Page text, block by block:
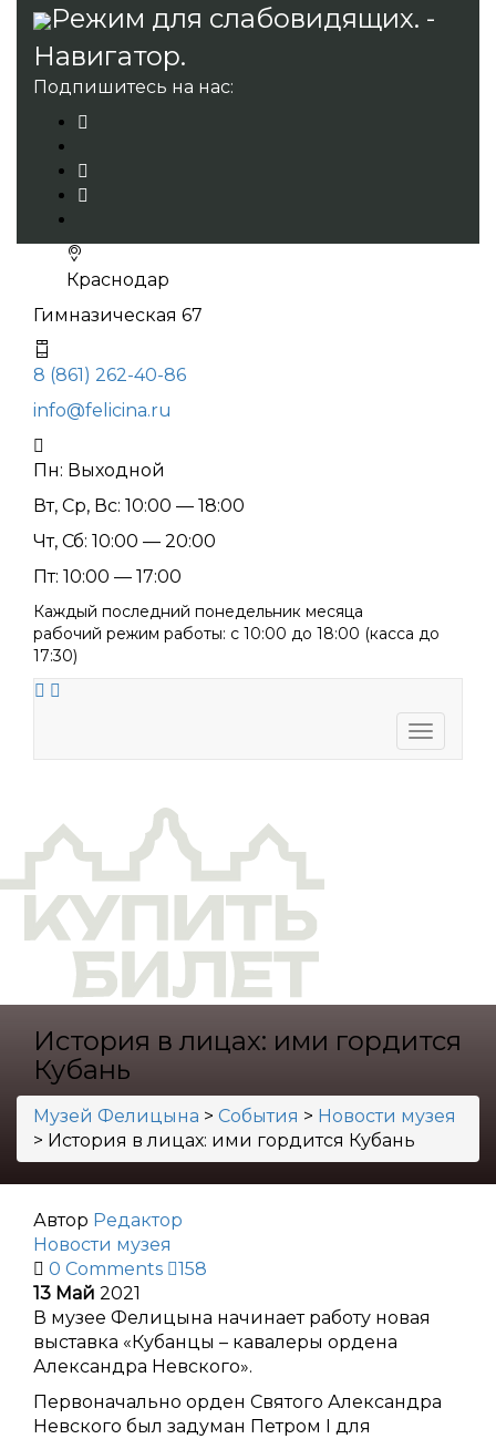
Режим для слабовидящих. -
Навигатор.
Подпишитесь на нас:
Краснодар
Гимназическая 67
8 (861) 262-40-86
info@felicina.ru
Пн: Выходной
Вт, Ср, Вс: 10:00 — 18:00
Чт, Сб: 10:00 — 20:00
Пт: 10:00 — 17:00
Каждый последний понедельник месяца
рабочий режим работы: с 10:00 до 18:00 (касса до
17:30)
Toggle
История в лицах: ими гордится
Кубань
Музей Фелицына > События > Новости музея
> История в лицах: ими гордится Кубань
Автор Редактор
Новости музея
0 Comments
158
13 Май 2021
В музее Фелицына начинает работу новая
выставка «Кубанцы – кавалеры ордена
Александра Невского».
Первоначально орден Святого Александра
Невского был задуман Петром I для